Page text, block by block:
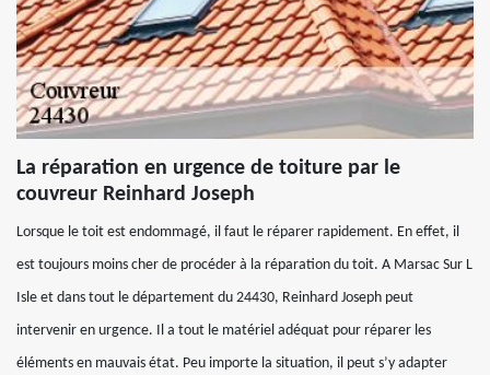
La réparation en urgence de toiture par le
couvreur Reinhard Joseph
Lorsque le toit est endommagé, il faut le réparer rapidement. En effet, il
est toujours moins cher de procéder à la réparation du toit. A Marsac Sur L
Isle et dans tout le département du 24430, Reinhard Joseph peut
intervenir en urgence. Il a tout le matériel adéquat pour réparer les
éléments en mauvais état. Peu importe la situation, il peut s’y adapter